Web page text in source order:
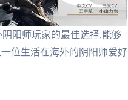
阳师玩家的最佳选择,能够
位生活在海外的阴阳师爱好